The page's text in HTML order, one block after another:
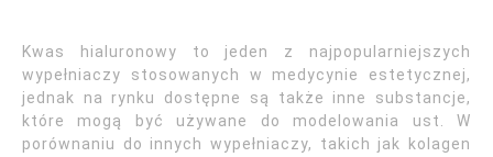
Kwas hialuronowy to jeden z najpopularniejszych
wypełniaczy stosowanych w medycynie estetycznej,
jednak na rynku dostępne są także inne substancje,
które mogą być używane do modelowania ust. W
porównaniu do innych wypełniaczy, takich jak kolagen